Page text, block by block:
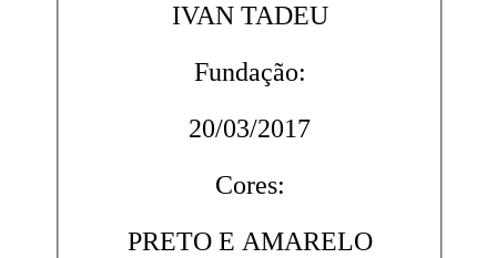
IVAN TADEU
Fundação:
20/03/2017
Cores:
PRETO E AMARELO